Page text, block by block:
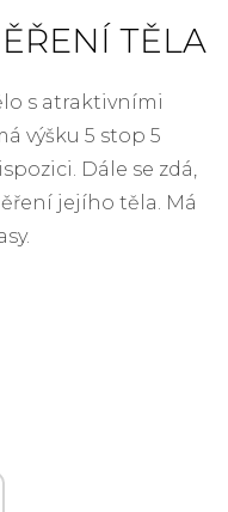
TĚLA
s atraktivními
výšku 5 stop 5
Dále se zdá,
jejího těla. Má